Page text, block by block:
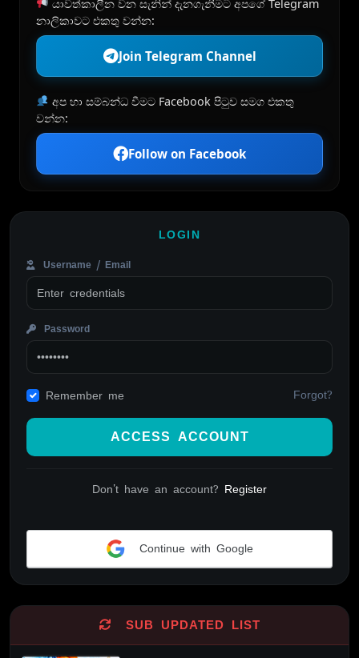
යාවත්කාලීන වන සැනින් දැනගැනීමට අපගේ Telegram
නාලිකාවට එකතු වන්න:
Join Telegram Channel
අප හා සම්බන්ධ වීමට Facebook පිටුව සමග එකතු
වන්න:
Follow on Facebook
LOGIN
Username / Email
Password
Remember me Forgot?
ACCESS ACCOUNT
Don't have an account? Register
Continue with Google
SUB UPDATED LIST